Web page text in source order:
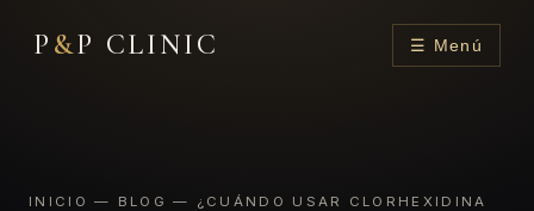
P &P CLINIC ☰ Menú
INICIO — BLOG — ¿CUÁNDO USAR CLORHEXIDINA